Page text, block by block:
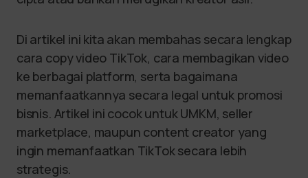
Di artikel ini kita akan membahas secara lengkap
cara copy video TikTok, cara membagikan video
ke berbagai platform, serta bagaimana
memanfaatkannya secara legal untuk promosi
bisnis. Artikel ini cocok untuk UMKM, seller
marketplace, maupun content creator yang
ingin memanfaatkan TikTok secara lebih
strategis.